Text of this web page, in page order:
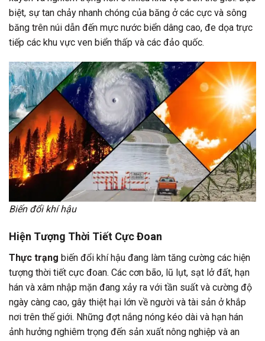
biệt, sự tan chảy nhanh chóng của băng ở các cực và sông
băng trên núi dẫn đến mực nước biển dâng cao, đe dọa trực
tiếp các khu vực ven biển thấp và các đảo quốc.
Biến đổi khí hậu
Hiện Tượng Thời Tiết Cực Đoan
Thực trạng biến đổi khí hậu đang làm tăng cường các hiện
tượng thời tiết cực đoan. Các cơn bão, lũ lụt, sạt lở đất, hạn
hán và xâm nhập mặn đang xảy ra với tần suất và cường độ
ngày càng cao, gây thiệt hại lớn về người và tài sản ở khắp
nơi trên thế giới. Những đợt nắng nóng kéo dài và hạn hán
ảnh hưởng nghiêm trọng đến sản xuất nông nghiệp và an